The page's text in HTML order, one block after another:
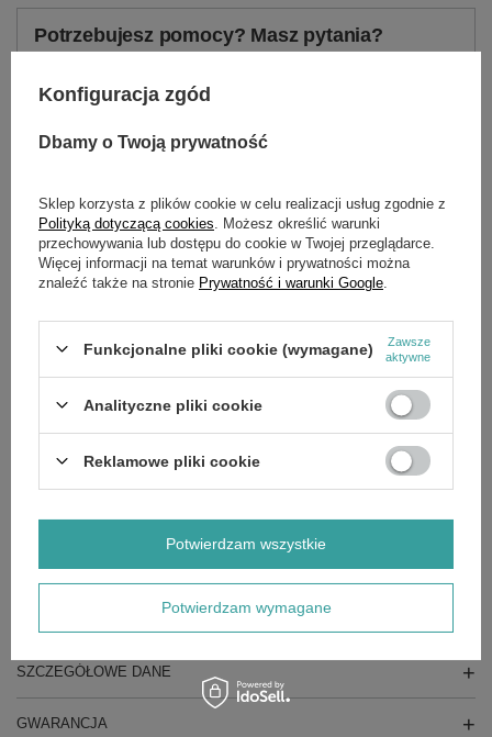
Potrzebujesz pomocy? Masz pytania?
dla innych.
Praktyczny akumulatorowy odkurzacz ręczny do odkurzania i
czyszczenia mniejszych, suchych powierzchni w garażu,
warsztacie lub samochodzie. Wyjmowany pojemnik zapewnia
uniwersalna ze zdejmowaną szczotką do różnych zastosowań.
Blokada pozwalająca na pracę w trybie ciągłym bez
konieczności naciskania dźwigni. Bardzo dobra skuteczność
filtrowania dzięki dwustopniowemu systemowi filtracji. Poziom
naładowania akumulatora AS 2 jest widoczny na wyświetlaczu
LED po naciśnięciu przycisku. Odkurzacz SEA 20 jest
dostępny w zestawie lub jako osobne urządzenie (tutaj w
zestawie).
SZCZEGÓŁOWE DANE
GWARANCJA
Konfiguracja zgód
Dbamy o Twoją prywatność
Sklep korzysta z plików cookie w celu realizacji usług zgodnie z
Polityką dotyczącą cookies . Możesz określić warunki
przechowywania lub dostępu do cookie w Twojej przeglądarce.
Więcej informacji na temat warunków i prywatności można
znaleźć także na stronie Prywatność i warunki Google
Funkcjonalne pliki cookie (wymagane)
Zawsze
aktywne
Analityczne pliki cookie
Reklamowe pliki cookie
Potwierdzam wymagane
Potwierdzam wszystkie